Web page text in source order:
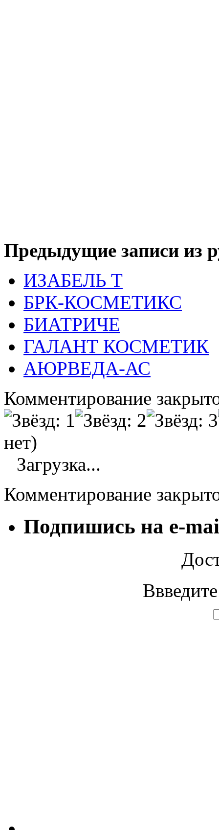
Предыдущие записи из
ИЗАБЕЛЬ Т
БРК-КОСМЕТИКС
БИАТРИЧЕ
ГАЛАНТ КОСМЕТИК
АЮРВЕДА-АС
Комментирование
нет)
Загрузка...
Комментирование
Подпишись на e-